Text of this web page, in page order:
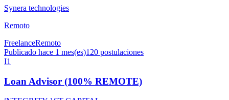
Synera technologies
Remoto
FreelanceRemoto
Publicado hace 1 mes(es)120 postulaciones
I1
Loan Advisor (100% REMOTE)